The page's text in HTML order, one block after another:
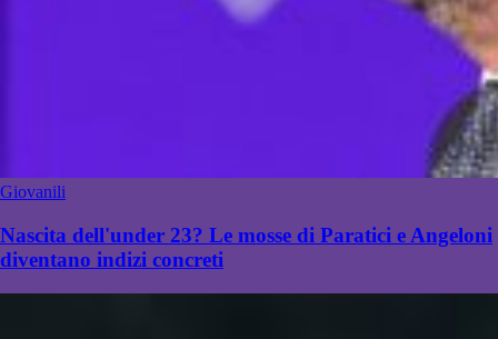
Giovanili
Nascita dell'under 23? Le mosse di Paratici e Angeloni
diventano indizi concreti